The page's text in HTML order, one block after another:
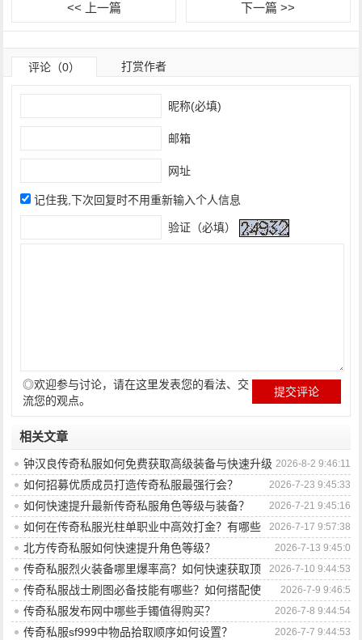
<< 上一篇 下一篇 >>
评论（0） 打赏作者
昵称(必填)
邮箱
网址
记住我,下次回复时不用重新输入个人信息
验证（必填）
◎欢迎参与讨论，请在这里发表您的看法、交
流您的观点。
相关文章
2026-8-2 9:46:11
钟汉良传奇私服如何免费获取高级装备与快速升级
攻略？
2026-7-23 9:45:33
如何招募优质成员打造传奇私服最强行会？
2026-7-21 9:45:16
如何快速提升最新传奇私服角色等级与装备？
2026-7-17 9:57:38
如何在传奇私服光柱单职业中高效打金？有哪些
技巧与策略？
2026-7-13 9:45:0
北方传奇私服如何快速提升角色等级？
2026-7-10 9:44:53
传奇私服烈火装备哪里爆率高？如何快速获取顶
级装备？
2026-7-9 9:46:5
传奇私服战士刷图必备技能有哪些？如何搭配使
用？
2026-7-8 9:44:54
传奇私服发布网中哪些手镯值得购买？
2026-7-7 9:44:53
传奇私服sf999中物品拾取顺序如何设置？